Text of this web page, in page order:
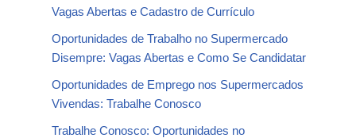
Vagas Abertas e Cadastro de Currículo
Oportunidades de Trabalho no Supermercado
Disempre: Vagas Abertas e Como Se Candidatar
Oportunidades de Emprego nos Supermercados
Vivendas: Trabalhe Conosco
Trabalhe Conosco: Oportunidades no